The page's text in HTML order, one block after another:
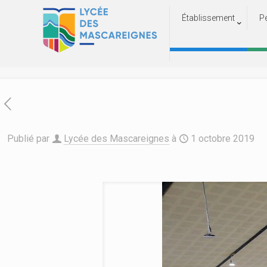
Établissement
Publié par Lycée des Mascareignes à 1 octobre 2019